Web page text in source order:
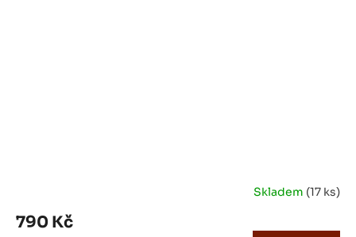
Skladem (17 ks)
790 Kč